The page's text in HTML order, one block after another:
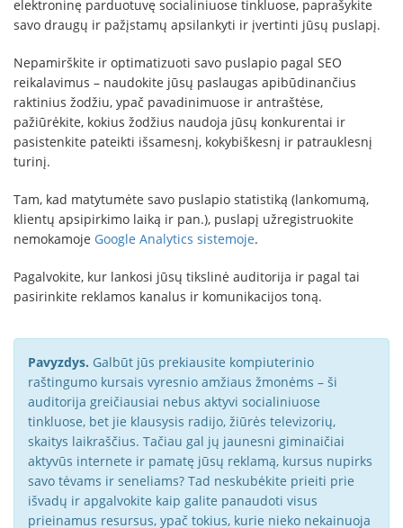
elektroninę parduotuvę socialiniuose tinkluose, paprašykite
savo draugų ir pažįstamų apsilankyti ir įvertinti jūsų puslapį.
Nepamirškite ir optimatizuoti savo puslapio pagal SEO
reikalavimus – naudokite jūsų paslaugas apibūdinančius
raktinius žodžiu, ypač pavadinimuose ir antraštėse,
pažiūrėkite, kokius žodžius naudoja jūsų konkurentai ir
pasistenkite pateikti išsamesnį, kokybiškesnį ir patrauklesnį
turinį.
Tam, kad matytumėte savo puslapio statistiką (lankomumą,
klientų apsipirkimo laiką ir pan.), puslapį užregistruokite
nemokamoje Google Analytics sistemoje.
Pagalvokite, kur lankosi jūsų tikslinė auditorija ir pagal tai
pasirinkite reklamos kanalus ir komunikacijos toną.
Pavyzdys. Galbūt jūs prekiausite kompiuterinio
raštingumo kursais vyresnio amžiaus žmonėms – ši
auditorija greičiausiai nebus aktyvi socialiniuose
tinkluose, bet jie klausysis radijo, žiūrės televizorių,
skaitys laikraščius. Tačiau gal jų jaunesni giminaičiai
aktyvūs internete ir pamatę jūsų reklamą, kursus nupirks
savo tėvams ir seneliams? Tad neskubėkite prieiti prie
išvadų ir apgalvokite kaip galite panaudoti visus
prieinamus resursus, ypač tokius, kurie nieko nekainuoja